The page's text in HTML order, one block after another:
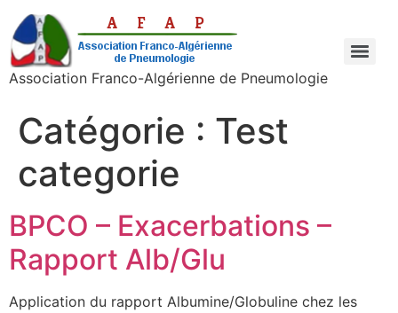
Association Franco-Algérienne de Pneumologie
Catégorie : Test
categorie
BPCO – Exacerbations –
Rapport Alb/Glu
Application du rapport Albumine/Globuline chez les